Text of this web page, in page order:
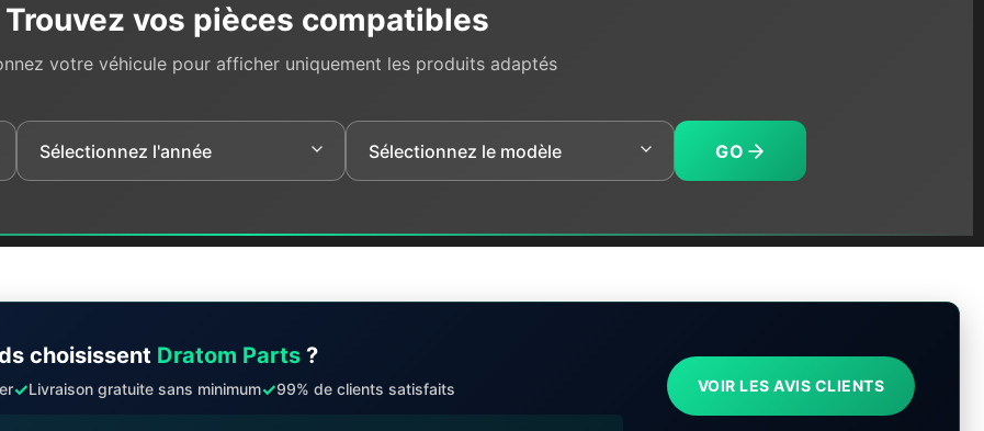
Trouvez vos pièces compatibles
votre véhicule pour afficher uniquement les produits adaptés
GO
choisissent Dratom Parts ?
✓Livraison gratuite sans minimum✓99% de clients satisfaits VOIR LES AVIS CLIENTS